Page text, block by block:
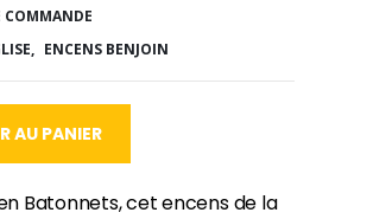
COMMANDE
ENCENS BENJOIN
AU PANIER
Batonnets, cet encens de la